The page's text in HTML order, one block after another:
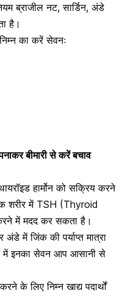
ब्राजील नट, सार्डिन, अंडे
है।
का करें सेवनः
बीमारी से करें बचाव
हार्मोन को सक्रिय करने
शरीर में TSH (Thyroid
में मदद कर सकता है।
में जिंक की पर्याप्त मात्रा
में इनका सेवन आप आसानी से
के लिए निम्न खाद्य पदार्थों